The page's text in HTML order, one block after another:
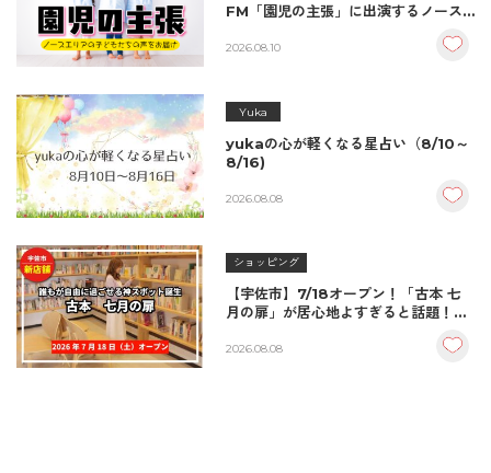
FM「園児の主張」に出演するノース
2026.08.10
Yuka
yukaの心が軽くなる星占い（8/10～
8/16)
2026.08.08
ショッピング
【宇佐市】7/18オープン！「古本 七
月の扉」が居心地よすぎると話題！絶
至福の読書空間
2026.08.08